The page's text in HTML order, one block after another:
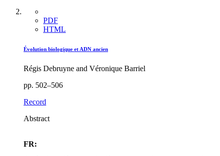
PDF
HTML
Évolution biologique et ADN ancien
Régis Debruyne and Véronique Barriel
pp. 502–506
Record
Abstract
FR: